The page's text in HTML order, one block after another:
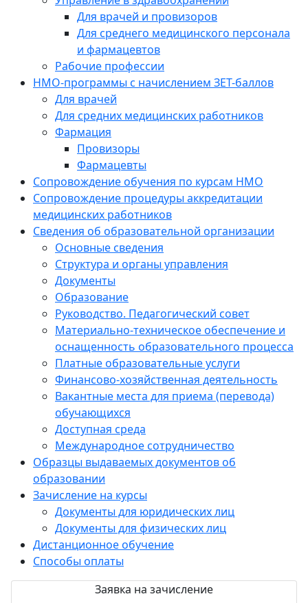
Для врачей и провизоров
Для среднего медицинского персонала
и фармацевтов
Рабочие профессии
НМО-программы с начислением ЗЕТ-баллов
Для врачей
Для средних медицинских работников
Фармация
Провизоры
Фармацевты
Сопровождение обучения по курсам НМО
Сопровождение процедуры аккредитации
медицинских работников
Сведения об образовательной организации
Основные сведения
Структура и органы управления
Документы
Образование
Руководство. Педагогический совет
Материально-техническое обеспечение и
оснащенность образовательного процесса
Платные образовательные услуги
Финансово-хозяйственная деятельность
Вакантные места для приема (перевода)
обучающихся
Доступная среда
Международное сотрудничество
Образцы выдаваемых документов об
образовании
Зачисление на курсы
Документы для юридических лиц
Документы для физических лиц
Дистанционное обучение
Способы оплаты
Заявка на зачисление